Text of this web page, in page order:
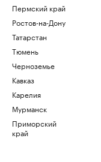
Пермский край
Ростов-на-Дону
Татарстан
Тюмень
Черноземье
Кавказ
Карелия
Мурманск
Приморский
край